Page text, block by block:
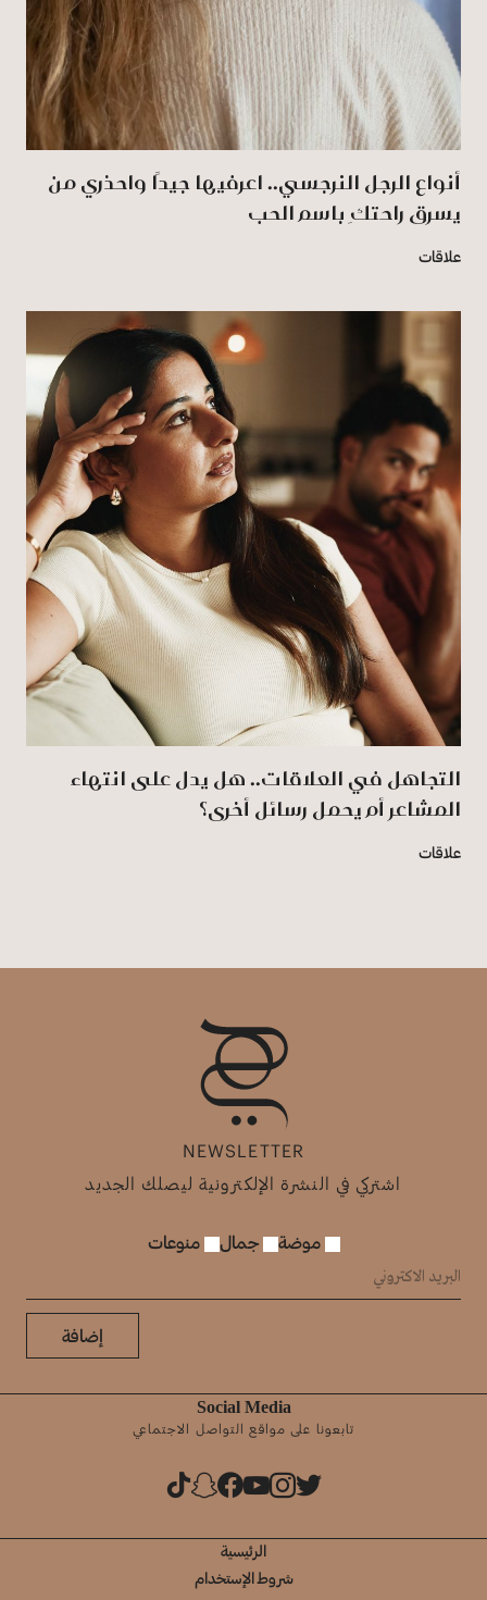
أنواع الرجل النرجسي.. اعرفيها جيدًا واحذري من
يسرق راحتكِ باسم الحب
علاقات
التجاهل في العلاقات.. هل يدل على انتهاء
المشاعر أم يحمل رسائل أخرى؟
علاقات
NEWSLETTER
اشتركي في النشرة الإلكترونية ليصلك الجديد
موضة جمال منوعات
إضافة
Social Media
تابعونا على مواقع التواصل الاجتماعي
الرئيسية
شروط الإستخدام